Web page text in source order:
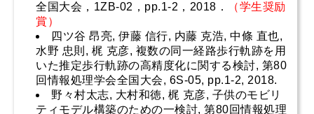
全国大会，1ZB-02，pp.1-2，2018．
（学生奨励
賞）
四ツ谷 昂亮, 伊藤 信行, 内藤 克浩, 中條 直也,
水野 忠則, 梶 克彦, 複数の同一経路歩行軌跡を用
いた推定歩行軌跡の高精度化に関する検討, 第80
回情報処理学会全国大会, 6S-05, pp.1-2, 2018.
野々村太志, 大村和徳, 梶 克彦, 子供のモビリ
ティモデル構築のための一検討, 第80回情報処理